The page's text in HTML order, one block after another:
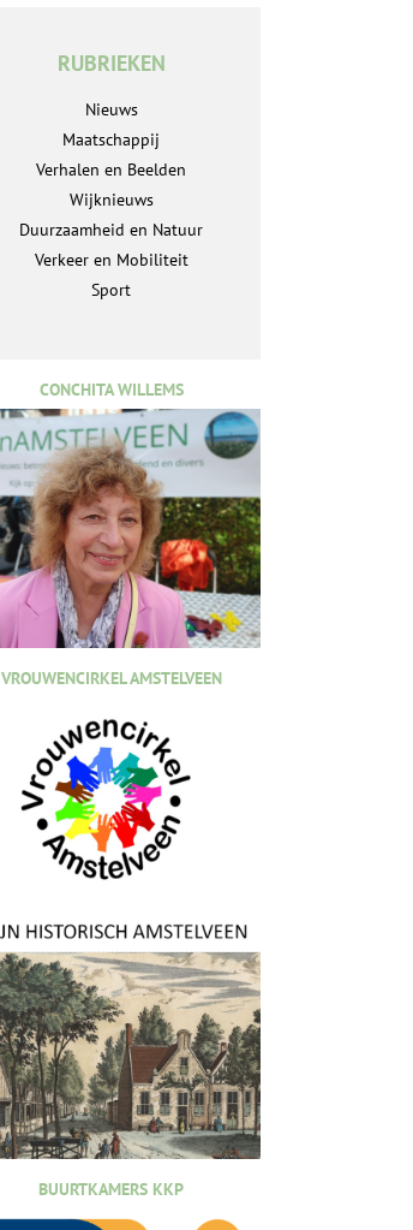
RUBRIEKEN
Nieuws
Maatschappij
Verhalen en Beelden
Wijknieuws
Duurzaamheid en Natuur
Verkeer en Mobiliteit
Sport
CONCHITA WILLEMS
VROUWENCIRKEL AMSTELVEEN
BUURTKAMERS KKP